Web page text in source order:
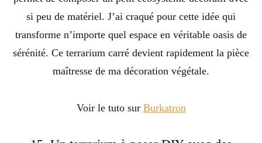
si peu de matériel. J’ai craqué pour cette idée qui
transforme n’importe quel espace en véritable oasis de
sérénité. Ce terrarium carré devient rapidement la pièce
maîtresse de ma décoration végétale.
Voir le tuto sur Burkatron